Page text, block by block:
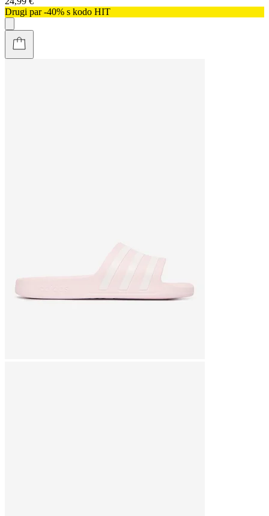
Drugi par -40% s kodo HIT